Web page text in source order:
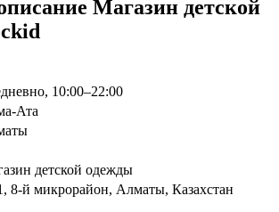
Магазин детской
10:00–22:00
Ата
детской одежды
8-й микрорайон, Алматы, Казахстан